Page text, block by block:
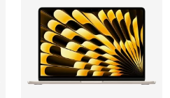
تماس بگیرید